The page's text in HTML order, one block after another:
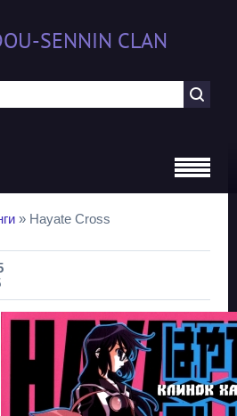
SENNIN CLAN
» Hayate Cross